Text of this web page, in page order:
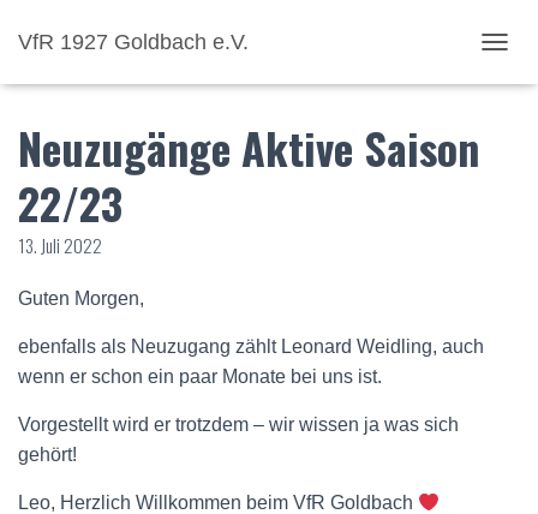
VfR 1927 Goldbach e.V.
Neuzugänge Aktive Saison
22/23
13. Juli 2022
Guten Morgen,
ebenfalls als Neuzugang zählt Leonard Weidling, auch
wenn er schon ein paar Monate bei uns ist.
Vorgestellt wird er trotzdem – wir wissen ja was sich
gehört!
Leo, Herzlich Willkommen beim VfR Goldbach